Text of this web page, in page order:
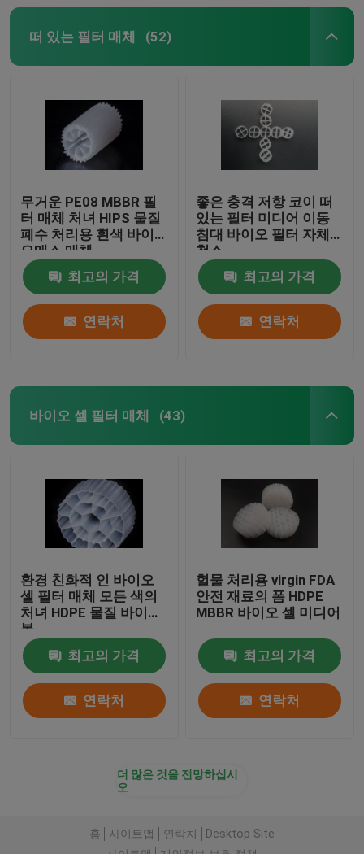
떠 있는 필터 매체 (52)
무거운 PE08 MBBR 필
터 매체 처녀 HIPS 물질
폐수 처리용 흰색 바이
오매스 매체
최고의 가격
연락처
좋은 충격 저항 코이 떠
있는 필터 미디어 이동
침대 바이오 필터 자체
청소
최고의 가격
연락처
바이오 셀 필터 매체 (43)
환경 친화적 인 바이오
셀 필터 매체 모든 색의
처녀 HDPE 물질 바이오
볼
최고의 가격
연락처
헐물 처리용 virgin FDA
안전 재료의 폼 HDPE
MBBR 바이오 셀 미디어
최고의 가격
연락처
더 많은 것을 전망하십시
오
홈 사이트맵 연락처
Desktop Site